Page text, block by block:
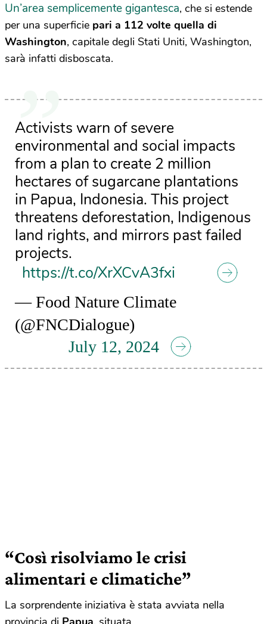
Un’area semplicemente gigantesca, che si estende
per una superficie pari a 112 volte quella di
Washington, capitale degli Stati Uniti, Washington,
sarà infatti disboscata.
Activists warn of severe
environmental and social impacts
from a plan to create 2 million
hectares of sugarcane plantations
in Papua, Indonesia. This project
threatens deforestation, Indigenous
land rights, and mirrors past failed
projects.
https://t.co/XrXCvA3fxi
— Food Nature Climate
(@FNCDialogue)
July 12, 2024
“Così risolviamo le crisi
alimentari e climatiche”
La sorprendente iniziativa è stata avviata nella